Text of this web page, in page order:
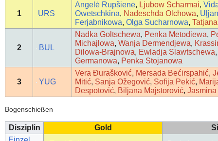
1 URS
Angelė Rupšienė, Ljubow Scharmai,
Owetschkina, Nadeschda Olchowa,
Ferjabnikowa,Olga Sucharnowa,
2 BUL
Nadka Goltschewa, Penka Metodiewa,
Michajlowa,Wanja Dermendjewa,
Dilowa-Brajnowa, Ewladja Slawtschewa
Germanowa, Penka Stojanowa
3 YUG
Vera Đurašković, Mersada Bećirspahić,
Mitić, Sanja Ožegović, Sofija Pekić,
Despotović, Biljana Majstorović,
Bogenschießen
Disziplin Gold